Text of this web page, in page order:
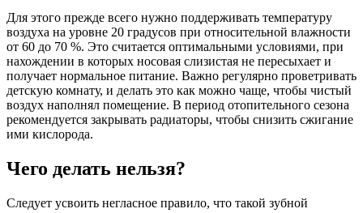
Для этого прежде всего нужно поддерживать температуру
воздуха на уровне 20 градусов при относительной влажности
от 60 до 70 %. Это считается оптимальными условиями, при
нахождении в которых носовая слизистая не пересыхает и
получает нормальное питание. Важно регулярно проветривать
детскую комнату, и делать это как можно чаще, чтобы чистый
воздух наполнял помещение. В период отопительного сезона
рекомендуется закрывать радиаторы, чтобы снизить сжигание
ими кислорода.
Чего делать нельзя?
Следует усвоить негласное правило, что такой зубной